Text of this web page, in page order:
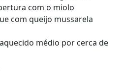
com o miolo
com queijo mussarela
médio por cerca de